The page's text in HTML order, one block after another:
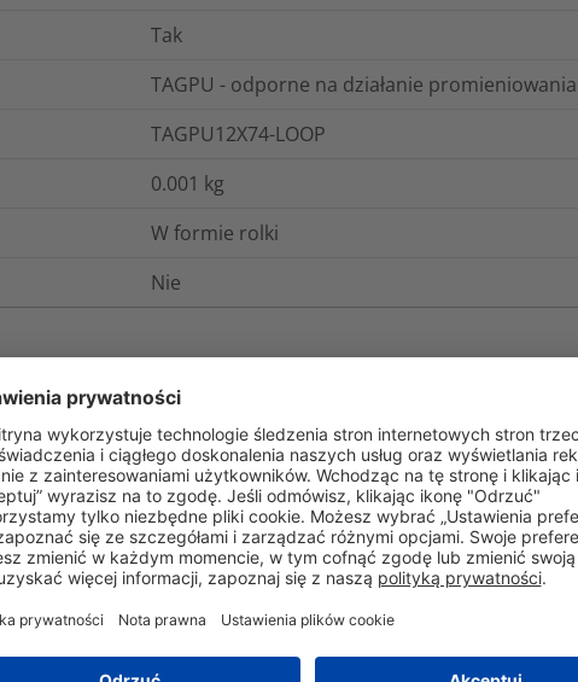
Tak
TAGPU - odporne na działanie
TAGPU12X74-LOOP
0.001 kg
W formie rolki
Nie
Logistyka i opakowania
Nie
Nie